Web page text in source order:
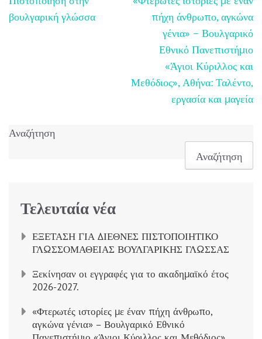
άρθρων
βουλγαρική γλώσσα
πήχη άνθρωπο, αγκώνα
γένια» – Βουλγαρικό
Εθνικό Πανεπιστήμιο
«Άγιοι Κύριλλος και
Μεθόδιος», Αθήνα: Ταλέντο,
εργασία και μαγεία
Αναζήτηση
Αναζήτηση
Τελευταία νέα
ΕΞΕΤΑΣΗ ΓΙΑ ΔΙΕΘΝΕΣ ΠΙΣΤΟΠΟΙΗΤΙΚΟ
ΓΛΩΣΣΟΜΑΘΕΙΑΣ ΒΟΥΛΓΑΡΙΚΗΣ ΓΛΩΣΣΑΣ
Ξεκίνησαν οι εγγραφές για το ακαδημαϊκό έτος
2026-2027.
«Φτερωτές ιστορίες με έναν πήχη άνθρωπο,
αγκώνα γένια» – Βουλγαρικό Εθνικό